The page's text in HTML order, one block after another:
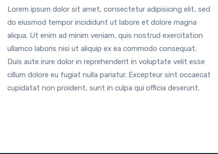
Lorem ipsum dolor sit amet, consectetur adipisicing elit, sed
do eiusmod tempor incididunt ut labore et dolore magna
aliqua. Ut enim ad minim veniam, quis nostrud exercitation
ullamco laboris nisi ut aliquip ex ea commodo consequat.
Duis aute irure dolor in reprehenderit in voluptate velit esse
cillum dolore eu fugiat nulla pariatur. Excepteur sint occaecat
cupidatat non proident, sunt in culpa qui officia deserunt.